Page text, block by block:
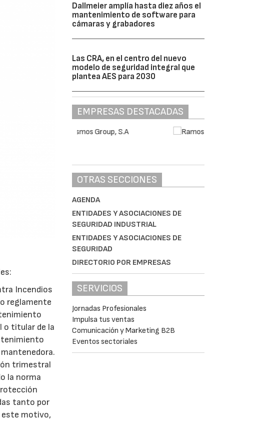
Incendios
reglamente
o titular de la
trimestral
la norma
tanto por
este motivo,
Dallmeier amplía hasta diez años el
mantenimiento de software para
cámaras y grabadores
Las CRA, en el centro del nuevo
modelo de seguridad integral que
plantea AES para 2030
EMPRESAS DESTACADAS
OTRAS SECCIONES
AGENDA
ENTIDADES Y ASOCIACIONES DE
SEGURIDAD INDUSTRIAL
ENTIDADES Y ASOCIACIONES DE
SEGURIDAD
DIRECTORIO POR EMPRESAS
SERVICIOS
Jornadas Profesionales
Impulsa tus ventas
Comunicación y Marketing B2B
Eventos sectoriales